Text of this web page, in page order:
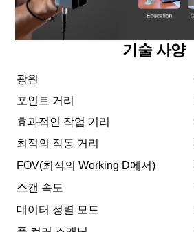
기술 사양
광원
포인트 거리
효과적인 작업 거리
최적의 작동 거리
FOV(최적의 Working D에서)
스캔 속도
데이터 정렬 모드